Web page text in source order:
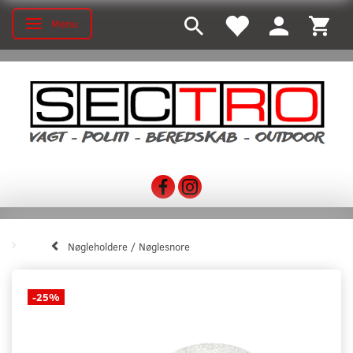
Skifte navigation
Menu
Nøgleholdere / Nøglesnore
-25%